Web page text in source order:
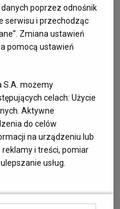
grobu). W krajach
zmarłego zostało
żywiołów: ogień,
zostaje
Jednak w różnych
tradycje
często prochy są
zmarłych pozostaje
którzy odeszli,
lub fotografia na
poprzez odnośnik
serwisu i przechodząc
Zmiana ustawień
pomocą ustawień
S.A. możemy
celach:Użycie
Aktywne
do celów
na urządzeniu lub
i treści, pomiar
usług.